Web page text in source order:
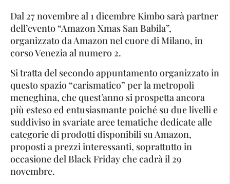
Dal 27 novembre al 1 dicembre Kimbo sarà partner
dell’evento “Amazon Xmas San Babila”,
organizzato da Amazon nel cuore di Milano, in
corso Venezia al numero 2.
Si tratta del secondo appuntamento organizzato in
questo spazio “carismatico” per la metropoli
meneghina, che quest’anno si prospetta ancora
più esteso ed entusiasmante poiché su due livelli e
suddiviso in svariate aree tematiche dedicate alle
categorie di prodotti disponibili su Amazon,
proposti a prezzi interessanti, soprattutto in
occasione del Black Friday che cadrà il 29
novembre.